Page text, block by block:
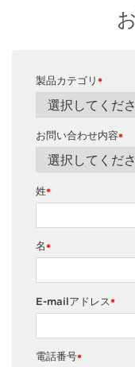
*
製品カテゴリ
*
お問い合わせ内容
*
姓
*
名
*
E-mailアドレス
*
電話番号